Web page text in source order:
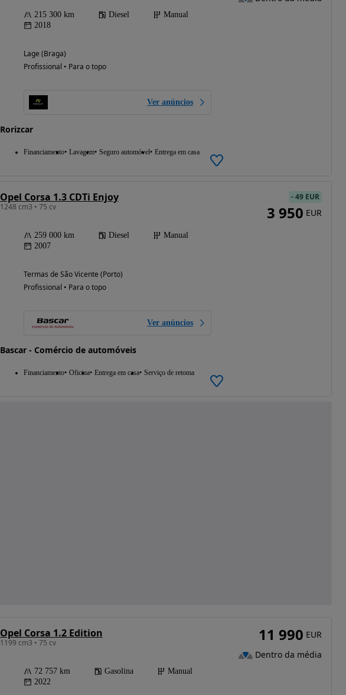
215 300 km Diesel
Manual
2018
Lage (Braga)
Profissional • Para o topo
Ver anúncios
Rorizcar
Financiamento Lavagem Seguro automóvel Entrega em casa
Opel Corsa 1.3 CDTi Enjoy
1248 cm3 • 75 cv
259 000 km Diesel
Manual
2007
Termas de São Vicente (Porto)
Profissional • Para o topo
Ver anúncios
Bascar - Comércio de automóveis
Financiamento Oficina Entrega em casa Serviço de retoma
-49 EUR
3 950 EUR
Opel Corsa 1.2 Edition
1199 cm3 • 75 cv
72 757 km Gasolina
Manual
2022
11 990 EUR
Dentro da média